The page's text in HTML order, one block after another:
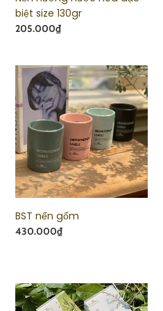
biệt size 130gr
Giá
205.000₫
BST
nến
gốm
BST nến gốm
Giá
430.000₫
Xà
bông